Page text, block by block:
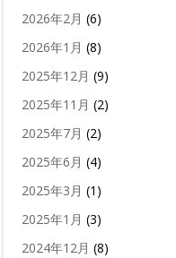
2026年2月 (6)
2026年1月 (8)
2025年12月 (9)
2025年11月 (2)
2025年7月 (2)
2025年6月 (4)
2025年3月 (1)
2025年1月 (3)
2024年12月 (8)